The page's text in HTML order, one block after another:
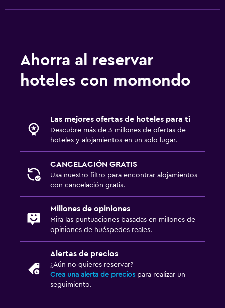
Ahorra al reservar
hoteles con momondo
Las mejores ofertas de hoteles para ti
Descubre más de 3 millones de ofertas de
hoteles y alojamientos en un solo lugar.
CANCELACIÓN GRATIS
Usa nuestro filtro para encontrar alojamientos
con cancelación gratis.
Millones de opiniones
Mira las puntuaciones basadas en millones de
opiniones de huéspedes reales.
Alertas de precios
¿Aún no quieres reservar?
Crea una alerta de precios para realizar un
seguimiento.